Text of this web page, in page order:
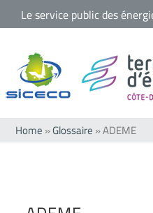
Passer
contenu
Le service public des
Home »Glossaire »ADEME